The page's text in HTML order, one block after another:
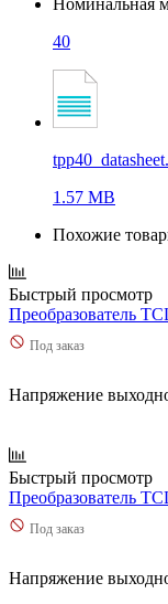
40
1.57 MB
Похожие
Быстрый просмотр
Преобразователь
Под заказ
Напряжение
Быстрый просмотр
Преобразователь
Под заказ
Напряжение